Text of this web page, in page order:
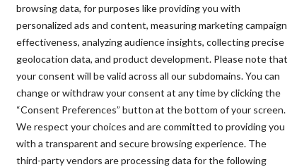
browsing data, for purposes like providing you with
personalized ads and content, measuring marketing campaign
effectiveness, analyzing audience insights, collecting precise
geolocation data, and product development. Please note that
your consent will be valid across all our subdomains. You can
change or withdraw your consent at any time by clicking the
“Consent Preferences” button at the bottom of your screen.
We respect your choices and are committed to providing you
with a transparent and secure browsing experience. The
third-party vendors are processing data for the following